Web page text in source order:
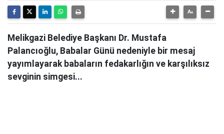
Melikgazi Belediye Başkanı Dr. Mustafa
Palancıoğlu, Babalar Günü nedeniyle bir mesaj
yayımlayarak babaların fedakarlığın ve karşılıksız
sevginin simgesi...